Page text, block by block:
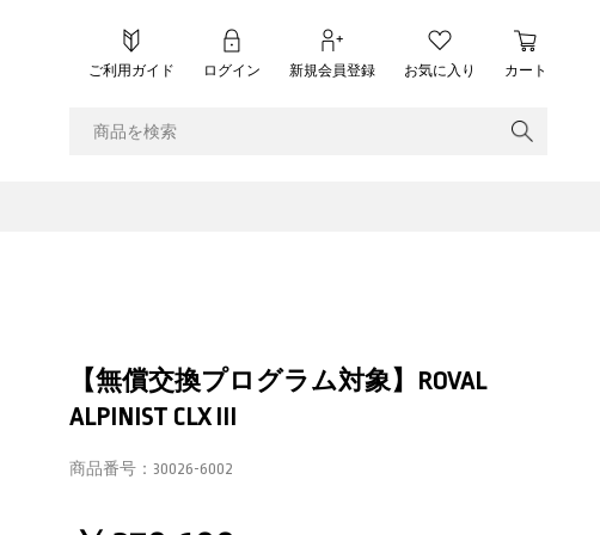
ご利用ガイド ログイン 新規会員登録 お気に入り カート
【無償交換プログラム対象】ROVAL
ALPINIST CLX III
商品番号： 30026-6002